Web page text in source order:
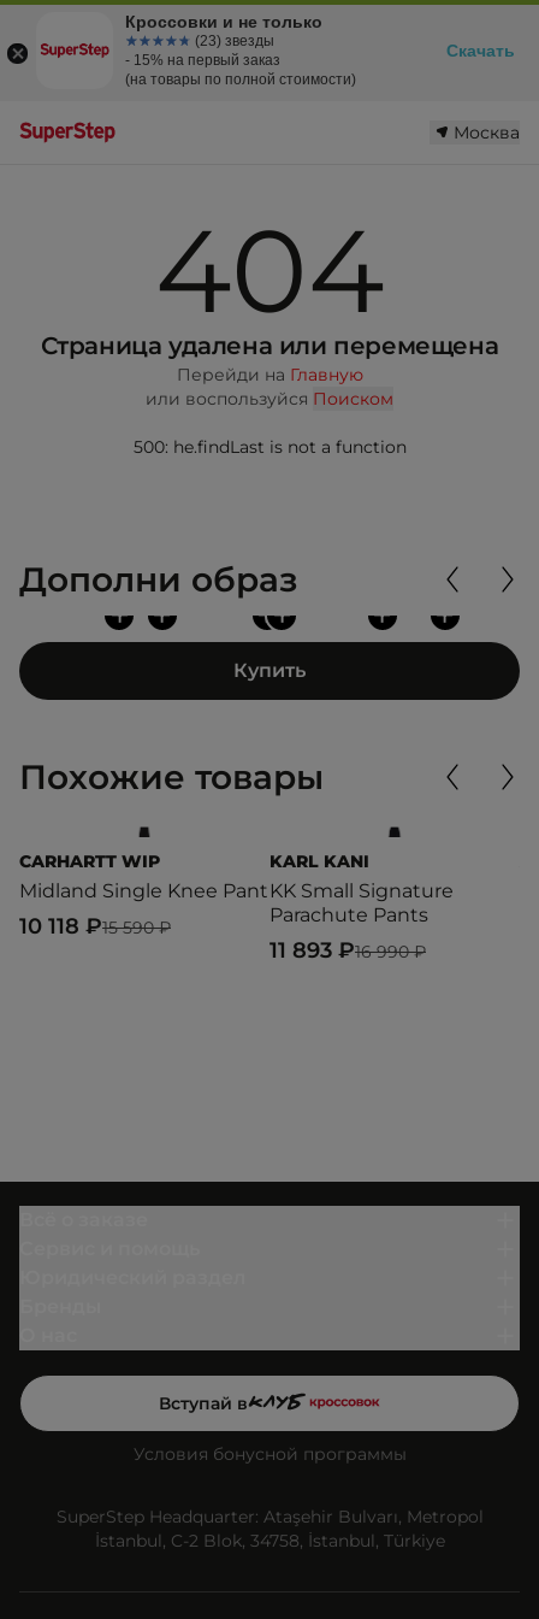
Москва
404
Страница удалена или перемещена
Перейди на Главную
или воспользуйся Поиском
500: he.findLast is not a function
Дополни образ
+
+
+ + +
+
Купить
Похожие товары
CARHARTT WIP
Midland Single Knee Pant
15 590 ₽
10 118 ₽
KARL KANI
KK Small Signature
Parachute Pants
16 990 ₽
11 893 ₽
Вступай в
Условия бонусной программы
SuperStep Headquarter: Ataşehir Bulvarı, Metropol
İstanbul, C-2 Blok, 34758, İstanbul, Türkiye
Кроссовки и не только
☆☆☆☆☆
★★★★★ (23) звезды
- 15% на первый заказ
(на товары по полной стоимости)
Скачать